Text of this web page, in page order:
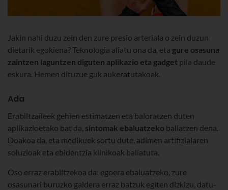
Jakin nahi duzu zein den zure presio arteriala o zein duzun
dietarik egokiena? Teknologia aliatu ona da, eta gure osasuna
zaintzen laguntzen diguten aplikazio eta gadget pila daude
eskura. Hemen dituzue guk aukeratutakoak.
Ada
Erabiltzaileek gehien estimatzen eta baloratzen duten
aplikazioetako bat da, sintomak ebaluatzeko baliatzen dena.
Doakoa da, eta medikuek sortu dute, adimen artifizialaren
soluzioak eta ebidentzia klinikoak baliatuta.
Oso erraz erabiltzekoa da: egoera ebaluatzeko, zure
osasunari buruzko galdera erraz batzuk egiten dizkizu, datu-